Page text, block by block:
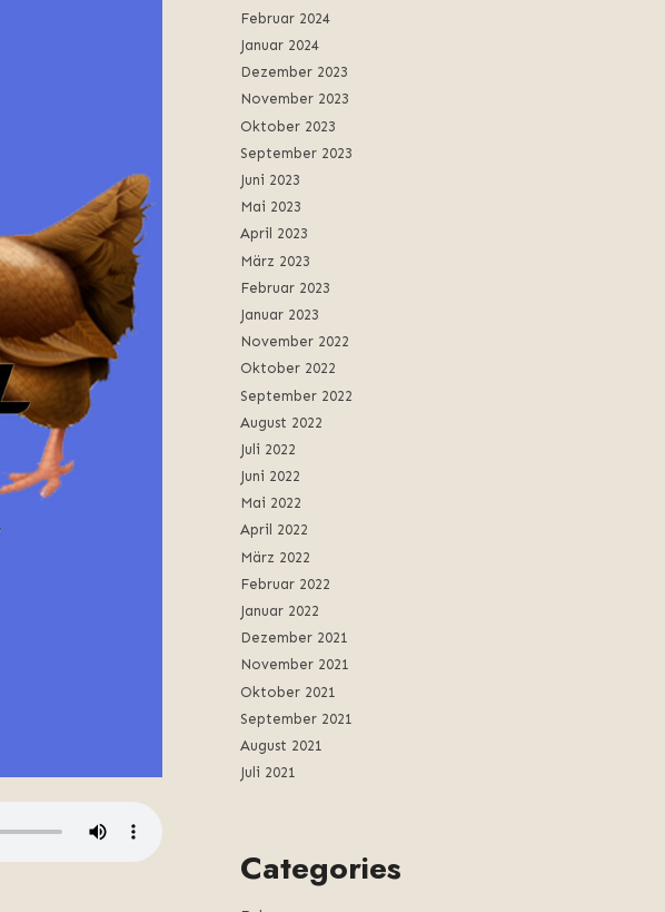
Februar 2024
Januar 2024
Dezember 2023
November 2023
Oktober 2023
September 2023
Juni 2023
Mai 2023
April 2023
März 2023
Februar 2023
Januar 2023
November 2022
Oktober 2022
September 2022
August 2022
Juli 2022
Juni 2022
Mai 2022
April 2022
März 2022
Februar 2022
Januar 2022
Dezember 2021
November 2021
Oktober 2021
September 2021
August 2021
Juli 2021
Categories